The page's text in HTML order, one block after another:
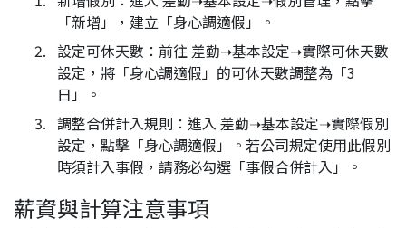
「新增」，建立「身心調適假」。
設定可休天數：前往 差勤➝基本設定➝實際可休天數
設定，將「身心調適假」的可休天數調整為「3
日」。
調整合併計入規則：進入 差勤➝基本設定➝實際假別
設定，點擊「身心調適假」。若公司規定使用此假別
時須計入事假，請務必勾選「事假合併計入」。
薪資與計算注意事項